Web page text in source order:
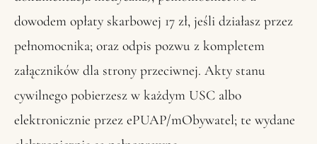
dowodem opłaty skarbowej 17 zł, jeśli działasz przez
pełnomocnika; oraz odpis pozwu z kompletem
załączników dla strony przeciwnej. Akty stanu
cywilnego pobierzesz w każdym USC albo
elektronicznie przez ePUAP/mObywatel; te wydane